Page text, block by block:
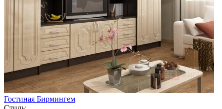
Гостиная Бирмингем